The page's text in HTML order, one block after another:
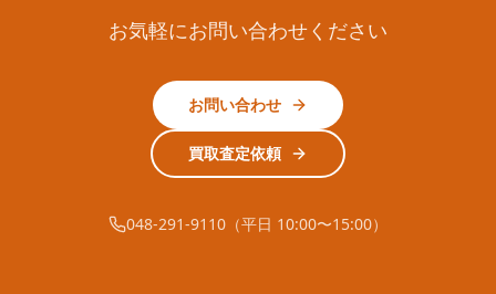
お気軽にお問い合わせください
お問い合わせ
買取査定依頼
048-291-9110（平日 10:00〜15:00）